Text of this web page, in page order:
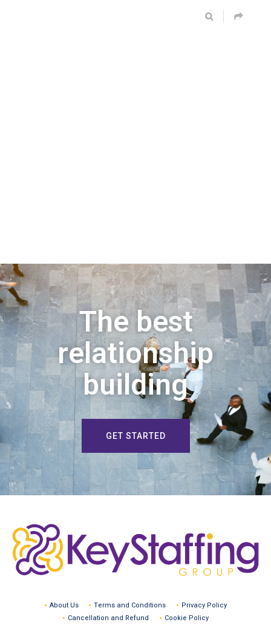
The best
relationship
building
GET STARTED
About Us Terms and Conditions
Privacy Policy
Cancellation and Refund
Cookie Policy